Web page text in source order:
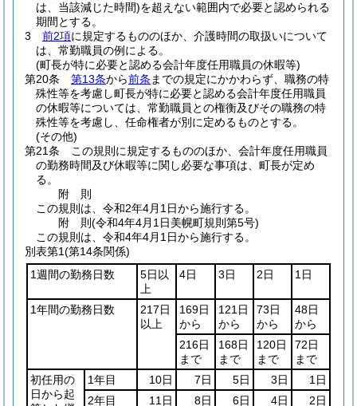
は、当該減じた時間)を超えない範囲内で必要と認められる
期間とする。
3
前2項に規定するもののほか、介護時間の取扱いについて
は、常勤職員の例による。
(町長が特に必要と認める会計年度任用職員の休暇等)
第20条
第13条から前条 までの規定にかかわらず、職務の特
殊性等を考慮し町長が特に必要と認める会計年度任用職員
の休暇等については、常勤職員との権衡及びその職務の特
殊性等を考慮し、任命権者が別に定めるものとする。
(その他)
第21条
この規則に規定するもののほか、会計年度任用職員
の勤務時間及び休暇等に関し必要な事項は、町長が定め
る。
附 則
この規則は、令和2年4月1日から施行する。
附 則(令和4年4月1日美幌町規則第5号)
この規則は、令和4年4月1日から施行する。
別表第1(第14条関係)
1週間の勤務日数
5日以
上
4日 3日 2日 1日
1年間の勤務日数
217日
以上
169日
から
121日
から
73日
から
48日
から
216日
まで
168日
まで
120日
まで
72日
まで
初任用の
日から起
1年目 10日 7日 5日 3日
1日
2年目
11日 8日 6日 4日 2日